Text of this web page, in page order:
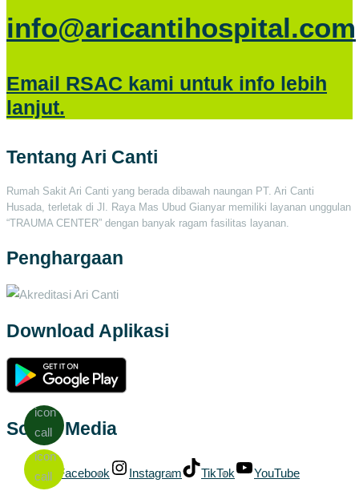
info@aricantihospital.com
Email RSAC kami untuk info lebih
lanjut.
Tentang Ari Canti
Rumah Sakit Ari Canti yang berada dibawah naungan PT. Ari Canti
Husada, terletak di Jl. Raya Mas Ubud Gianyar memiliki layanan unggulan
“TRAUMA CENTER” dengan banyak ragam fasilitas layanan.
Penghargaan
Download Aplikasi
Social Media
Facebook Instagram TikTok YouTube